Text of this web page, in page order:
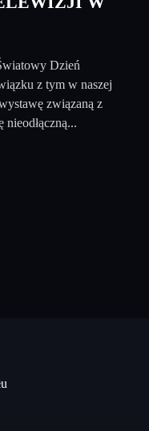
Dzień
z tym w naszej
związaną z
nieodłączną...